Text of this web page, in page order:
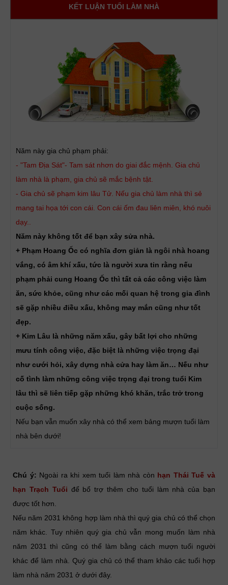
KẾT LUẬN TUỔI LÀM NHÀ
Năm này gia chủ phạm phải:
- "Tam Địa Sát"- Tam sát nhơn do giai đắc mệnh. Gia chủ
làm nhà là phạm, gia chủ sẽ mắc bệnh tật.
- Gia chủ sẽ phạm kim lâu Tử. Nếu gia chủ làm nhà thì sẻ
mang tai họa tới con cái. Con cái ốm đau liên miên, khó nuôi
dạy..
Năm này không tốt để bạn xây sửa nhà.
+ Phạm Hoang Ốc có nghĩa đơn giản là ngôi nhà hoang
vắng, có âm khí xấu, tức là người xưa tin rằng nếu
phạm phải cung Hoang Ốc thì tất cả các công việc làm
ăn, sức khỏe, cũng như các mối quan hệ trong gia đình
sẽ gặp nhiều điều xấu, không may mắn cũng như tốt
đẹp.
+ Kim Lâu là những năm xấu, gây bất lợi cho những
mưu tính công việc, đặc biệt là những việc trọng đại
như cưới hỏi, xây dựng nhà cửa hay làm ăn… Nếu như
cố tình làm những công việc trọng đại trong tuổi Kim
lâu thì sẽ liên tiếp gặp những khó khăn, trắc trở trong
cuộc sống.
Nếu bạn vẫn muốn xây nhà có thể xem bảng mượn tuổi làm
nhà bên dưới!
Chú ý: Ngoài ra khi xem tuổi làm nhà còn hạn Thái Tuế và
hạn Trạch Tuổi để bổ trợ thêm cho tuổi làm nhà của bạn
được tốt hơn.
Nếu năm 2031 không hợp làm nhà thì quý gia chủ có thể chọn
năm khác. Tuy nhiên quý gia chủ vẫn mong muốn làm nhà
năm 2031 thì cũng có thể làm bằng cách mượn tuổi người
khác để làm nhà. Quý gia chủ có thể tham khảo các tuổi hợp
làm nhà năm 2031 ở dưới đây.